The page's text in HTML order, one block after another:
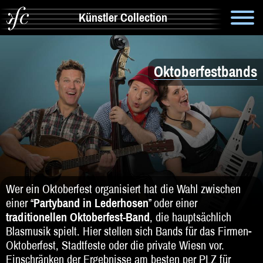
Künstler Collection
Artistik & Tanz
Bands
Solomusiker
Zauberer & Co
Alleinunterhalter
Comedy
Oktoberfestbands
Wer ein Oktoberfest organisiert hat die Wahl zwischen
einer “Partyband in Lederhosen” oder einer
traditionellen Oktoberfest-Band, die hauptsächlich
Blasmusik spielt. Hier stellen sich Bands für das Firmen-
Oktoberfest, Stadtfeste oder die private Wiesn vor.
Einschränken der Ergebnisse am besten per PLZ für